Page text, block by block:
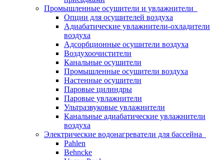
Промышленные осушители и увлажнители
Опции для осушителей воздуха
Адиабатические увлажнители-охладители
воздуха
Адсорбционные осушители воздуха
Воздухоочистители
Канальные осушители
Промышленные осушители воздуха
Настенные осушители
Паровые цилиндры
Паровые увлажнители
Ультразвуковые увлажнители
Канальные адиабатические увлажнители
воздуха
Электрические водонагреватели для бассейна
Pahlen
Behncke